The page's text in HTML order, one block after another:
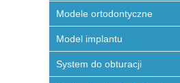
Modele ortodontyczne
Model implantu
System do obturacji